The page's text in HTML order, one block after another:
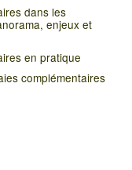
dans les
enjeux et
en pratique
complémentaires